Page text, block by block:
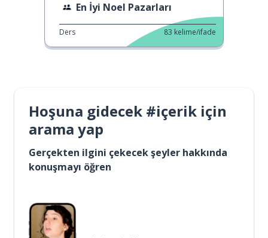
En İyi Noel Pazarları
Ders 83 kelime/ifade
Hoşuna gidecek #içerik için
arama yap
Gerçekten ilgini çekecek şeyler hakkında
konuşmayı öğren